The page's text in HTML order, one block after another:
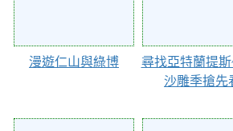
漫遊仁山與綠博
尋找亞特蘭提斯
沙雕季搶先